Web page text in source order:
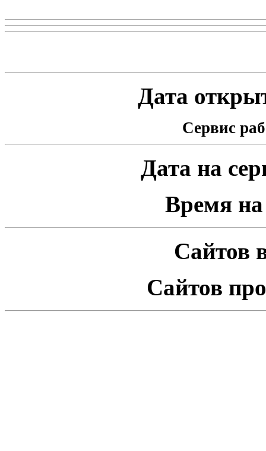
Дата
Сервис
Дата на
Время на
Сайтов
Сайтов